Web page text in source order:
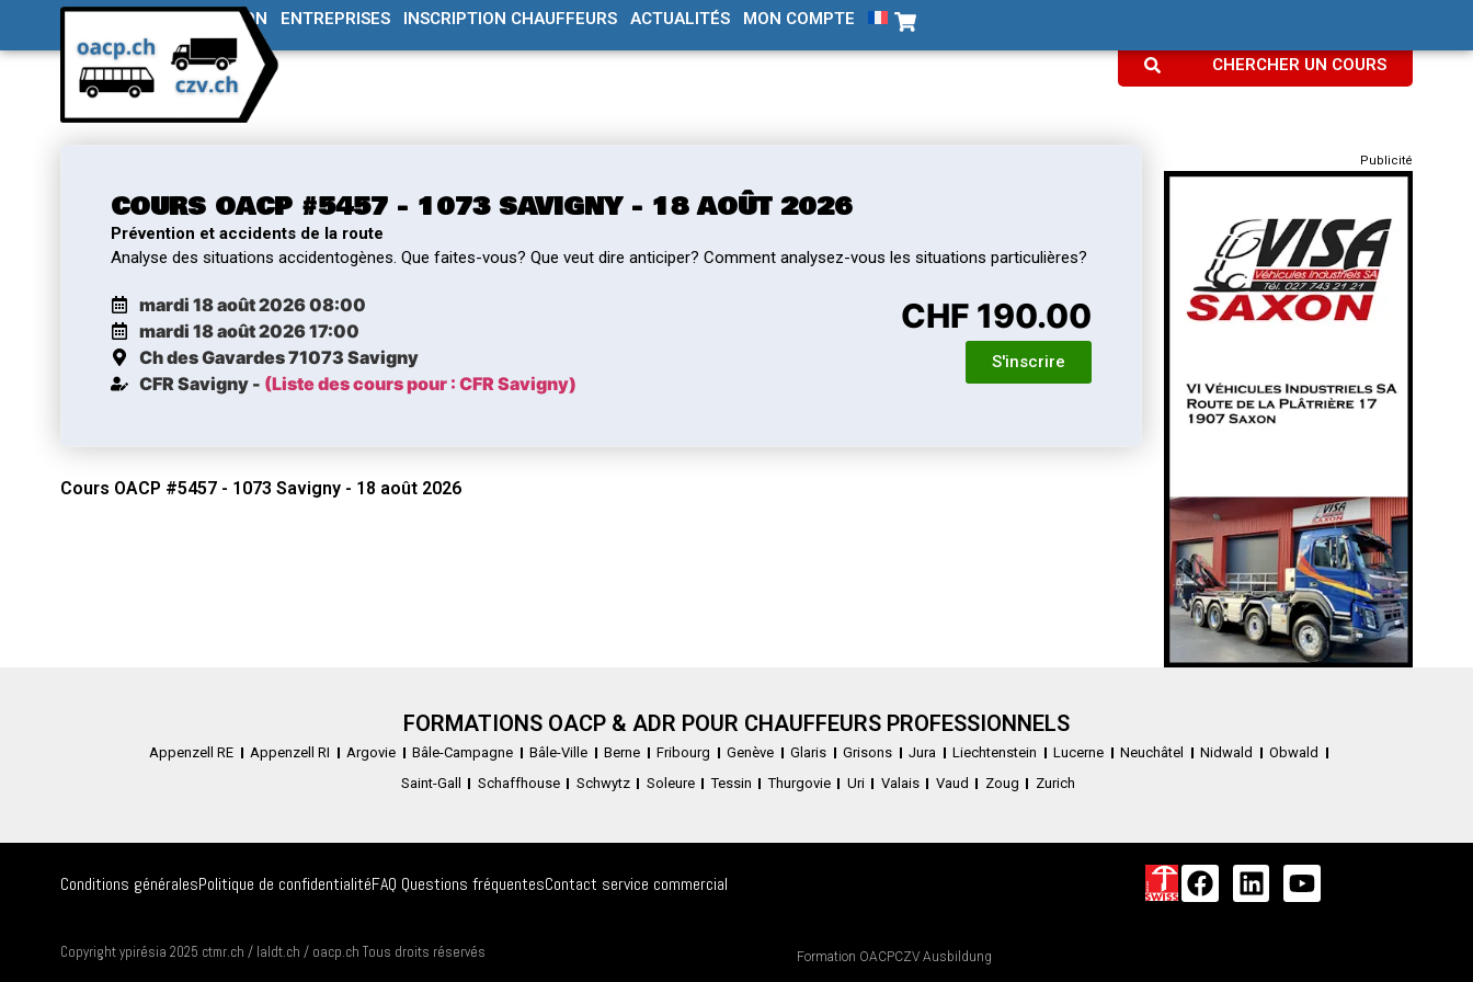
CHERCHER UN COURS
CENTRES DE FORMATION ENTREPRISES INSCRIPTION CHAUFFEURS ACTUALITÉS MON COMPTE
COURS OACP #5457 - 1073 SAVIGNY - 18 AOÛT 2026
Prévention et accidents de la route
Analyse des situations accidentogènes. Que faites-vous? Que veut dire anticiper? Comment analysez-vous les situations particulières?
mardi 18 août 2026 08:00
mardi 18 août 2026 17:00
Ch des Gavardes 71073 Savigny
CFR Savigny - (Liste des cours pour : CFR Savigny)
CHF 190.00
S'inscrire
Cours OACP #5457 - 1073 Savigny - 18 août 2026
Publicité
FORMATIONS OACP & ADR POUR CHAUFFEURS PROFESSIONNELS
Appenzell RE Appenzell RI Argovie Bâle-Campagne Bâle-Ville Berne Fribourg Genève Glaris Grisons Jura Liechtenstein Lucerne Neuchâtel Nidwald
Obwald
Saint-Gall
Schaffhouse Schwytz Soleure Tessin Thurgovie Uri Valais Vaud Zoug Zurich
Conditions généralesPolitique de confidentialitéFAQ Questions fréquentesContact service commercial
Copyright ypirésia 2025 ctmr.ch / laldt.ch / oacp.ch Tous droits réservés Formation OACPCZV Ausbildung